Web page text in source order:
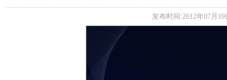
发布时间:2012年07月